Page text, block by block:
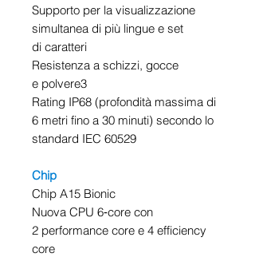
Supporto per la visualizzazione
simultanea di più lingue e set
di caratteri
Resistenza a schizzi, gocce
e polvere3
Rating IP68 (profondità massima di
6 metri fino a 30 minuti) secondo lo
standard IEC 60529
Chip
Chip A15 Bionic
Nuova CPU 6‑core con
2 performance core e 4 efficiency
core